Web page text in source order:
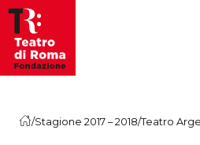
Vai al contenuto
/Stagione 2017 – 2018/Teatro